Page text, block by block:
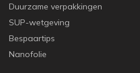
Duurzame verpakkingen
SUP-wetgeving
Bespaartips
Nanofolie